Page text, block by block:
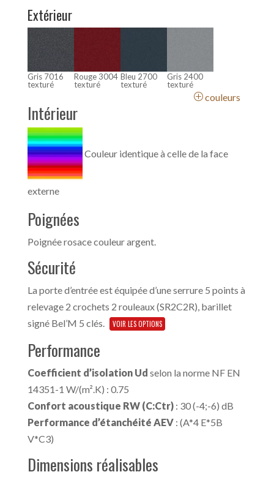
Extérieur
Gris 7016
texturé
Rouge 3004
texturé
Bleu 2700
texturé
Gris 2400
texturé
couleurs
Intérieur
Couleur identique à celle de la face
externe
Poignées
Poignée rosace couleur argent.
Sécurité
La porte d’entrée est équipée d’une serrure 5 points à
relevage 2 crochets 2 rouleaux (SR2C2R), barillet
signé Bel’M 5 clés.
VOIR LES OPTIONS
Performance
Coefficient d’isolation Ud selon la norme NF EN
14351-1 W/(m².K) : 0.75
Confort acoustique RW (C:Ctr): 30 (-4;-6) dB
Performance d’étanchéité AEV: (A*4 E*5B
V*C3)
Dimensions réalisables